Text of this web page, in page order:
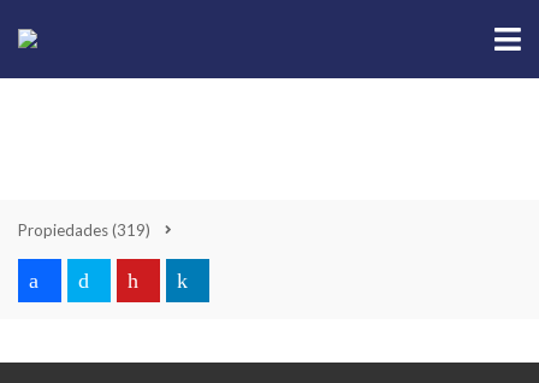
Propiedades(319)